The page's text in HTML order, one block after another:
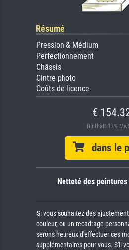
Résumé
Pression & Médium
Perfectionnement
Châssis
Cintre photo
Coûts de licence
€
(Enthält 17%
dans le
Netteté des peintures
Si vous souhaitez des
couleur, ou un recadrage
serons heureux d'effectuer ces
supplémentaires pour vous. S'il